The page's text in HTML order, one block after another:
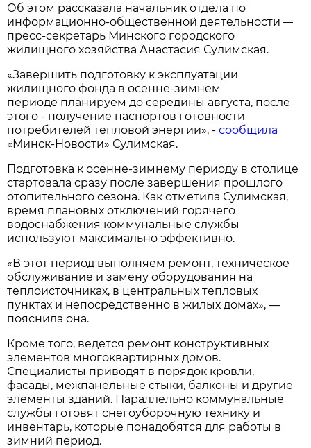
Об этом рассказала начальник отдела по
информационно-общественной деятельности—
пресс-секретарь Минского городского
жилищного хозяйства Анастасия Сулимская.
«Завершить подготовку к эксплуатации
жилищного фонда в осенне-зимнем
периоде планируем до середины августа, после
этого - получение паспортов готовности
потребителей тепловой энергии», -сообщила
«Минск-Новости» Сулимская.
Подготовка к осенне-зимнему периоду в столице
стартовала сразу после завершения прошлого
отопительного сезона. Как отметила Сулимская,
время плановых отключений горячего
водоснабжения коммунальные службы
используют максимально эффективно.
«В этот период выполняем ремонт, техническое
обслуживание и замену оборудования на
теплоисточниках, в центральных тепловых
пунктах и непосредственно в жилых домах», —
пояснила она.
Кроме того, ведется ремонт конструктивных
элементов многоквартирных домов.
Специалисты приводят в порядок кровли,
фасады, межпанельные стыки, балконы и другие
элементы зданий. Параллельно коммунальные
службы готовят снегоуборочную технику и
инвентарь, которые понадобятся для работы в
зимний период.